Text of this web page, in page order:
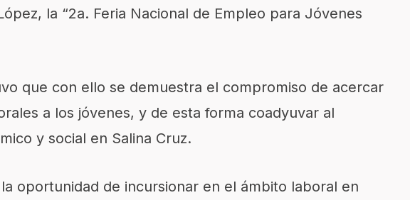
la “2a. Feria Nacional de Empleo para Jóvenes
que con ello se demuestra el compromiso de acercar
a los jóvenes, y de esta forma coadyuvar al
y social en Salina Cruz.
oportunidad de incursionar en el ámbito laboral en